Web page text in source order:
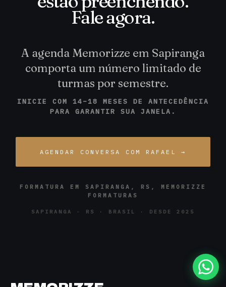
Fale agora.
A agenda Memorizze em Sapiranga
comporta um número limitado de
turmas por semestre.
INICIE COM 14–18 MESES DE ANTECEDÊNCIA
PARA GARANTIR SUA JANELA.
AGENDAR CONVERSA COM RAFAEL →
FORMATURA EM SAPIRANGA, RS, MEMORIZZE
FORMATURAS
SAPIRANGA · RS · BRASIL · DESDE 2025